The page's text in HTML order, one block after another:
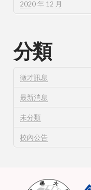
2020 年 12 月
分類
徵才訊息
最新消息
未分類
校內公告